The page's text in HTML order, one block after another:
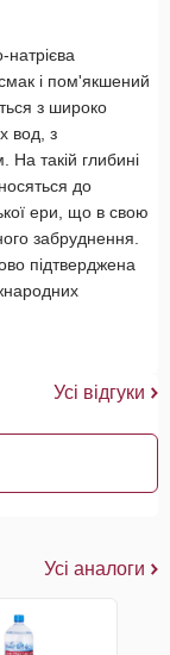
і пом'якшений
з широко
вод, з
На такій глибині
до
ери, що в свою
забруднення.
підтверджена
Усі відгуки
Усі аналоги